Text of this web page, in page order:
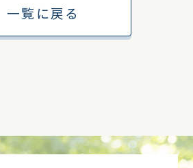
一覧に戻る